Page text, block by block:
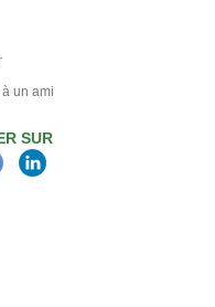
un ami
SUR